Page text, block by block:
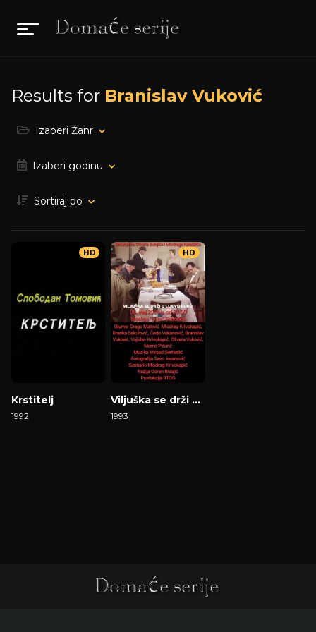
Results for Branislav Vuković
Izaberi Žanr
Izaberi godinu
Sortiraj po
Krstitelj
1992
HD
Viljuška se drži u lijevu ruku
1993
HD